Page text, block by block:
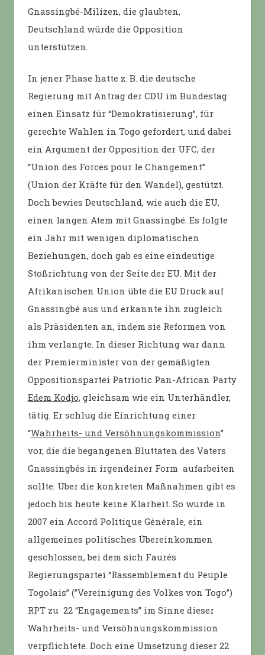
Gnassingbé-Milizen, die glaubten,
Deutschland würde die Opposition
unterstützen.
In jener Phase hatte z. B. die deutsche
Regierung mit Antrag der CDU im Bundestag
einen Einsatz für “Demokratisierung”, für
gerechte Wahlen in Togo gefordert, und dabei
ein Argument der Opposition der UFC, der
“Union des Forces pour le Changement”
(Union der Kräfte für den Wandel), gestützt.
Doch bewies Deutschland, wie auch die EU,
einen langen Atem mit Gnassingbé. Es folgte
ein Jahr mit wenigen diplomatischen
Beziehungen, doch gab es eine eindeutige
Stoßrichtung von der Seite der EU. Mit der
Afrikanischen Union übte die EU Druck auf
Gnassingbé aus und erkannte ihn zugleich
als Präsidenten an, indem sie Reformen von
ihm verlangte. In dieser Richtung war dann
der Premierminister von der gemäßigten
Oppositionspartei Patriotic Pan-African Party
Edem Kodjo, gleichsam wie ein Unterhändler,
tätig. Er schlug die Einrichtung einer
“Wahrheits- und Versöhnungskommission”
vor, die die begangenen Bluttaten des Vaters
Gnassingbés in irgendeiner Form aufarbeiten
sollte. Über die konkreten Maßnahmen gibt es
jedoch bis heute keine Klarheit. So wurde in
2007 ein Accord Politique Générale, ein
allgemeines politisches Übereinkommen
geschlossen, bei dem sich Faurés
Regierungspartei “Rassemblement du Peuple
Togolais” (”Vereinigung des Volkes von Togo”)
RPT zu 22 “Engagements” im Sinne dieser
Wahrheits- und Versöhnungskommission
verpflichtete. Doch eine Umsetzung dieser 22